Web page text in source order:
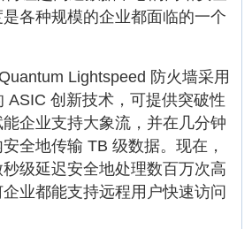
各种规模的企业都面临的一个
Lightspeed 防火墙采用
ASIC 创新技术，可提供突破性
企业支持大象流，并在几分钟
安全地传输 TB 级数据。现在，
级延迟安全地处理数百万次高
业都能支持远程用户快速访问